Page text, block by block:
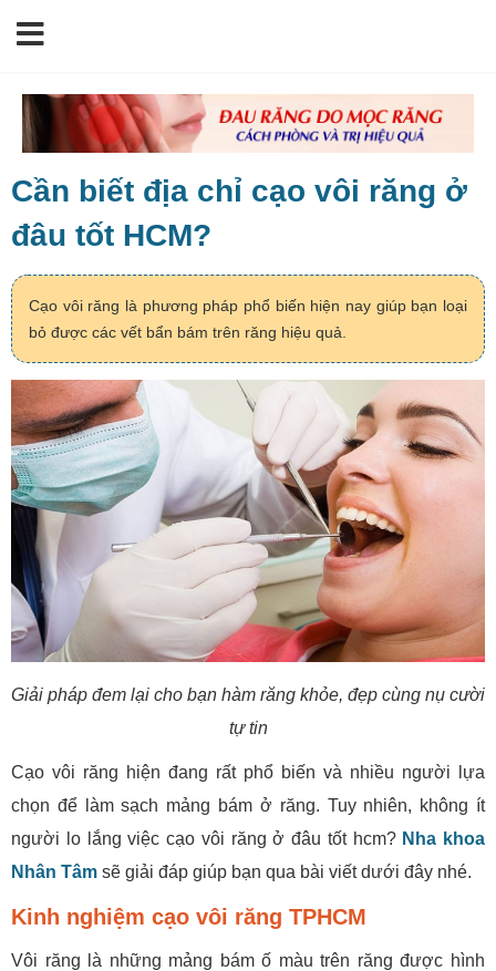
Cần biết địa chỉ cạo vôi răng ở
đâu tốt HCM?
Cạo vôi răng là phương pháp phổ biến hiện nay giúp bạn loại
bỏ được các vết bẩn bám trên răng hiệu quả.
Giải pháp đem lại cho bạn hàm răng khỏe, đẹp cùng nụ cười
tự tin
Cạo vôi răng hiện đang rất phổ biến và nhiều người lựa
chọn để làm sạch mảng bám ở răng. Tuy nhiên, không ít
người lo lắng việc cạo vôi răng ở đâu tốt hcm? Nha khoa
Nhân Tâm sẽ giải đáp giúp bạn qua bài viết dưới đây nhé.
Kinh nghiệm cạo vôi răng TPHCM
Vôi răng là những mảng bám ố màu trên răng được hình